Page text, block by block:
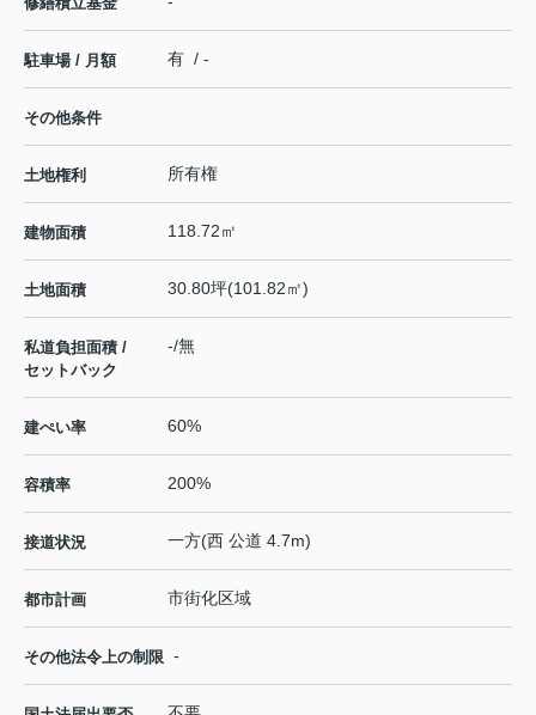
駐車場 / 月額 有 / -
その他条件
土地権利 所有権
建物面積 118.72㎡
土地面積 30.80坪(101.82㎡)
私道負担面積 /
セットバック
-/無
建ぺい率 60%
容積率 200%
接道状況 一方(西 公道 4.7m)
都市計画 市街化区域
その他法令上の制限 -